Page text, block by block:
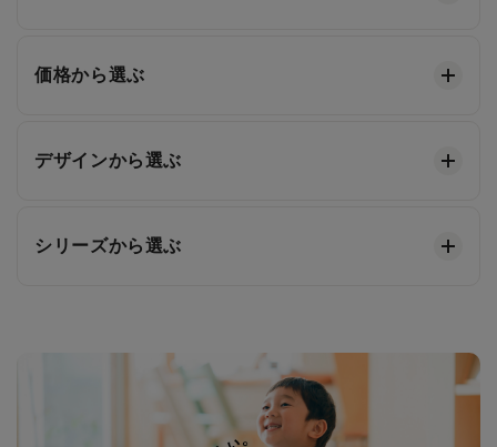
価格から選ぶ
デザインから選ぶ
シリーズから選ぶ